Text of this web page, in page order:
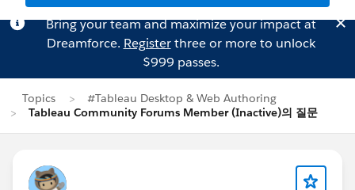
Bring your team and maximize your impact at
Dreamforce. Registerthree or more to unlock
$999 passes.
Topics
#Tableau Desktop & Web Authoring
Tableau Community Forums Member (Inactive)의 질문